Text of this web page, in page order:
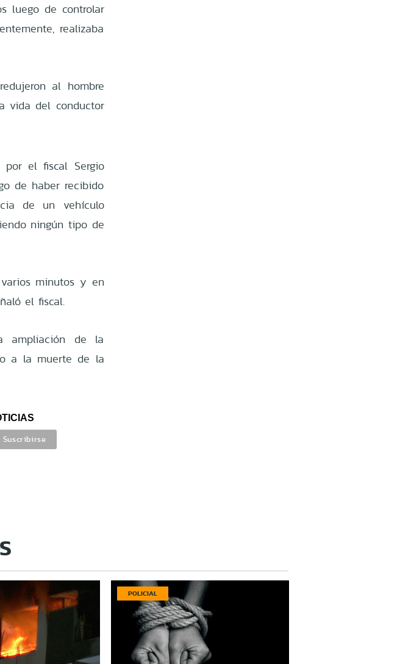
luego de controlar
realizaba
al hombre
vida del conductor
por el fiscal Sergio
de haber recibido
de un vehículo
ningún tipo de
minutos y en
el fiscal.
ampliación de la
a la muerte de la
POLICIAL